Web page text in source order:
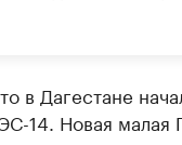
в Дагестане
14. Новая малая